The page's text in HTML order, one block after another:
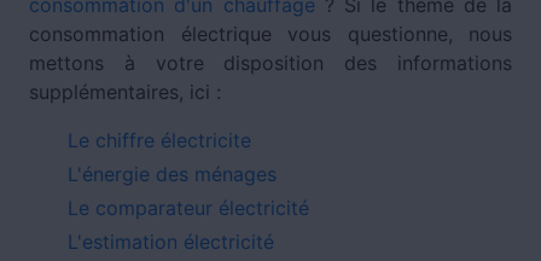
consommation électrique vous questionne, nous
mettons à votre disposition des informations
supplémentaires, ici :
Le chiffre électricite
L'énergie des ménages
Le comparateur électricité
L'estimation électricité